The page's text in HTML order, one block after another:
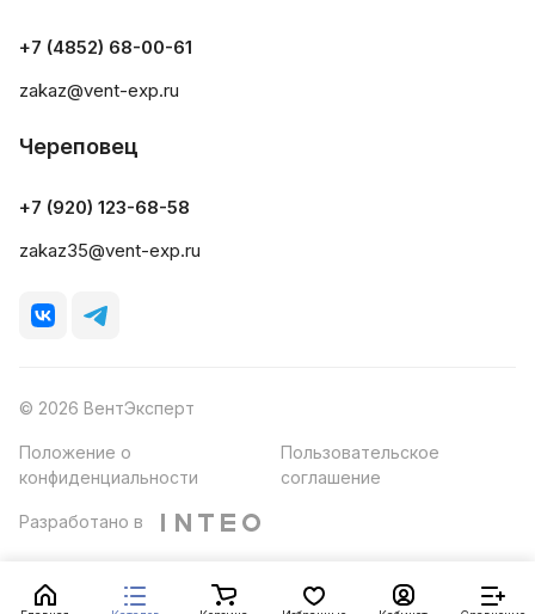
+7 (4852) 68-00-61
zakaz@vent-exp.ru
Череповец
+7 (920) 123-68-58
zakaz35@vent-exp.ru
© 2026 ВентЭксперт
Положение о
конфиденциальности
Пользовательское
соглашение
Разработано в